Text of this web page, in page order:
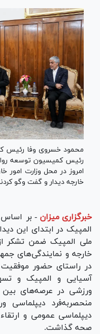
محمود خسروی وفا رئیس
رئیس کمیسیون توسعه
امروز در محل وزارت امور
خارجه دیدار و گفت و‌گو‌
خبرگزاری میزان - بر
المپیک در ابتدای این
ملی المپیک ضمن تشکر
خارجه و نمایندگی‌های
در راستای حضور
آسیایی و المپیک و
ورزشی در عرصه‌های بین
منحصر‌به‌فرد دیپلماسی
دیپلماسی عمومی و
صحه گذاشت.